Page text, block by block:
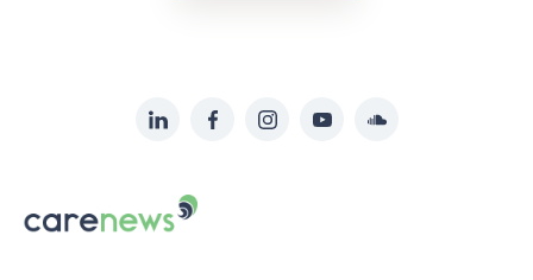
sur:
LinkedInFacebookInstagramYouTubeSoundcloud
Le